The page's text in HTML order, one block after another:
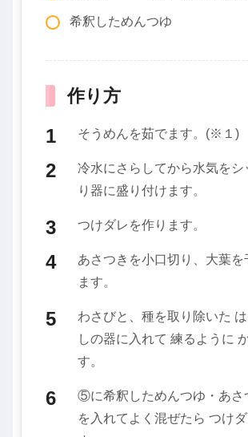
希釈しためんつゆ
作り方
そうめんを茹でます。(※１)
冷水にさらしてから水気をシ
り器に盛り付けます。
つけダレを作ります。
あさつきを小口切り、大葉を
ます。
わさびと、種を取り除いた
しの器に入れて 練るように
す。
⑤に希釈しためんつゆ・あさ
を入れてよく混ぜたら つけ